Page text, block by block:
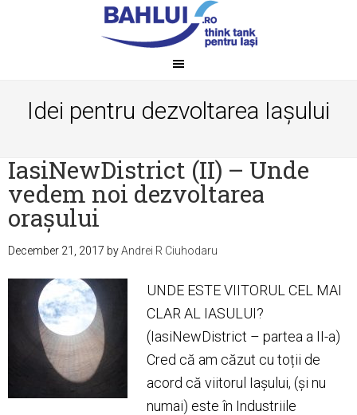
Idei pentru dezvoltarea Iașului
IasiNewDistrict (II) – Unde
vedem noi dezvoltarea
orașului
December 21, 2017 byAndrei R Ciuhodaru
UNDE ESTE VIITORUL CEL MAI
CLAR AL IASULUI?
(IasiNewDistrict – partea a II-a)
Cred că am căzut cu toții de
acord că viitorul Iașului, (și nu
numai) este în Industriile